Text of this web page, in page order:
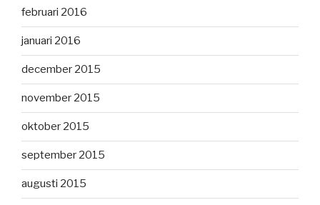
februari 2016
januari 2016
december 2015
november 2015
oktober 2015
september 2015
augusti 2015